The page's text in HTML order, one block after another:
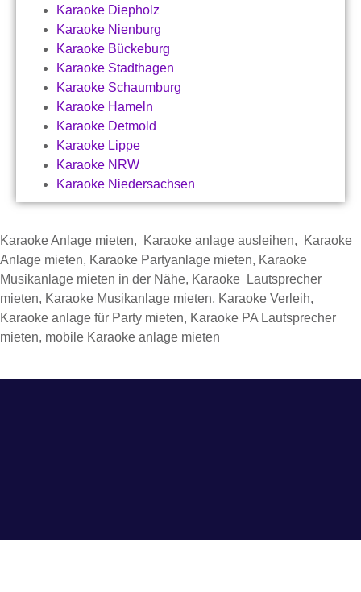
Karaoke Diepholz
Karaoke Nienburg
Karaoke Bückeburg
Karaoke Stadthagen
Karaoke Schaumburg
Karaoke Hameln
Karaoke Detmold
Karaoke Lippe
Karaoke NRW
Karaoke Niedersachsen
Karaoke Anlage mieten, Karaoke anlage ausleihen, Karaoke
Anlage mieten, Karaoke Partyanlage mieten, Karaoke
Musikanlage mieten in der Nähe, Karaoke Lautsprecher
mieten, Karaoke Musikanlage mieten, Karaoke Verleih,
Karaoke anlage für Party mieten, Karaoke PA Lautsprecher
mieten, mobile Karaoke anlage mieten